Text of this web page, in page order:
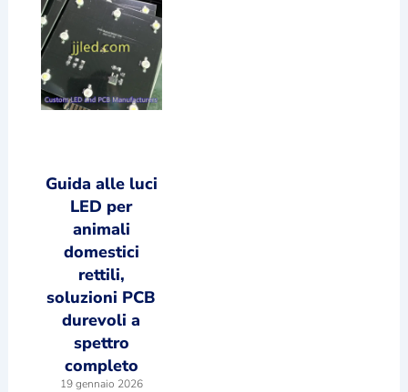
Guida alle luci
LED per
animali
domestici
rettili,
soluzioni PCB
durevoli a
spettro
completo
19 gennaio 2026